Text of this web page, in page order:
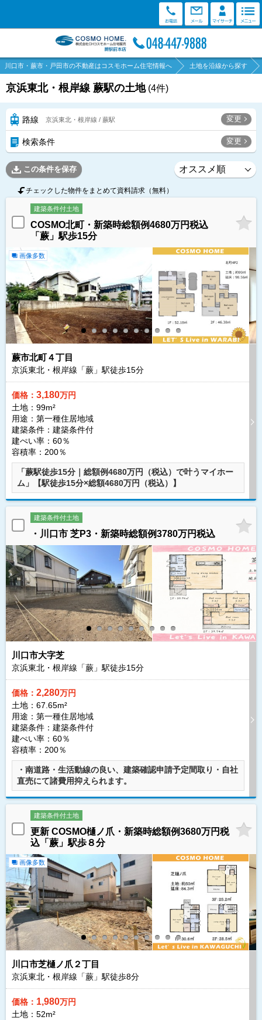
川口市・蕨市・戸田市の不動産はコスモホーム住宅情報へ 土地を沿線から探す
京浜東北・根岸線 蕨駅の土地 (4件)
路線 京浜東北・根岸線 / 蕨駅 変更
検索条件 変更
この条件を保存
チェックした物件をまとめて資料請求（無料）
建築条件付土地
COSMO北町・新築時総額例4680万円税込
「蕨」駅歩15分
画像多数
蕨市北町４丁目
京浜東北・根岸線「蕨」駅徒歩15分
価格： 3,180万円
土地：99m²
用途：第一種住居地域
建築条件： 建築条件付
建ぺい率：60％
容積率：200％
「蕨駅徒歩15分｜総額例4680万円（税込）で叶うマイホー
ム」【駅徒歩15分×総額4680万円（税込）】
建築条件付土地
・川口市 芝P3・新築時総額例3780万円税込
川口市大字芝
京浜東北・根岸線「蕨」駅徒歩15分
価格： 2,280万円
土地：67.65m²
用途：第一種住居地域
建築条件： 建築条件付
建ぺい率：60％
容積率：200％
・南道路・生活動線の良い、建築確認申請予定間取り・自社
直売にて諸費用抑えられます。
建築条件付土地
更新 COSMO樋ノ爪・新築時総額例3680万円税
込「蕨」駅歩８分
画像多数
川口市芝樋ノ爪２丁目
京浜東北・根岸線「蕨」駅徒歩8分
価格： 1,980万円
土地：52m²